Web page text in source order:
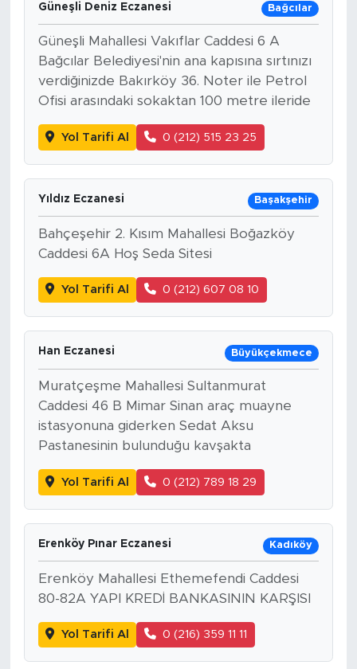
Güneşli Deniz Eczanesi Bağcılar
Güneşli Mahallesi Vakıflar Caddesi 6 A
Bağcılar Belediyesi'nin ana kapısına sırtınızı
verdiğinizde Bakırköy 36. Noter ile Petrol
Ofisi arasındaki sokaktan 100 metre ileride
Yol Tarifi Al 0 (212) 515 23 25
Yıldız Eczanesi Başakşehir
Bahçeşehir 2. Kısım Mahallesi Boğazköy
Caddesi 6A Hoş Seda Sitesi
Yol Tarifi Al 0 (212) 607 08 10
Han Eczanesi Büyükçekmece
Muratçeşme Mahallesi Sultanmurat
Caddesi 46 B Mimar Sinan araç muayne
istasyonuna giderken Sedat Aksu
Pastanesinin bulunduğu kavşakta
Yol Tarifi Al 0 (212) 789 18 29
Erenköy Pınar Eczanesi Kadıköy
Erenköy Mahallesi Ethemefendi Caddesi
80-82A YAPI KREDİ BANKASININ KARŞISI
Yol Tarifi Al 0 (216) 359 11 11